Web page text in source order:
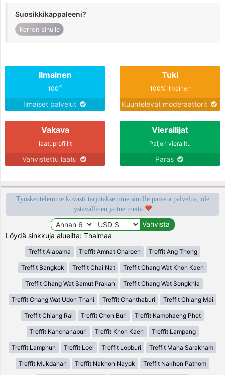
Suosikkikappaleeni?
Kerron sinulle
Ilmainen
100%
Ilmaiset palvelut
Tuki
100% ilmainen
Kuuntelevat moderaattorit
Vakava
laatuprofiilit
Vahvistettu laatu
Vierailijat
Paljon vierailtu
Paras
Työskentelemme kovasti tarjotaksemme sinulle parasta palvelua, ole
ystävällinen ja tue meitä
Löydä sinkkuja alueilta: Thaimaa
Treffit Alabama Treffit Amnat Charoen Treffit Ang Thong
Treffit Bangkok Treffit Chai Nat Treffit Chang Wat Khon Kaen
Treffit Chang Wat Samut Prakan Treffit Chang Wat Songkhla
Treffit Chang Wat Udon Thani Treffit Chanthaburi Treffit Chiang Mai
Treffit Chiang Rai Treffit Chon Buri Treffit Kamphaeng Phet
Treffit Kanchanaburi Treffit Khon Kaen Treffit Lampang
Treffit Lamphun Treffit Loei Treffit Lopburi Treffit Maha Sarakham
Treffit Mukdahan Treffit Nakhon Nayok Treffit Nakhon Pathom